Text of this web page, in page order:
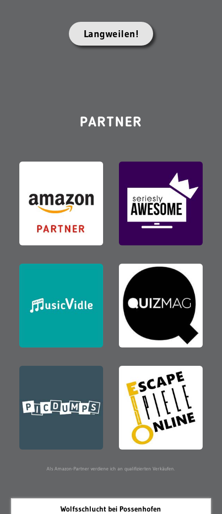
Langweilen!
PARTNER
Als Amazon-Partner verdiene ich an qualifizierten Verkäufen.
Wolfsschlucht bei Possenhofen